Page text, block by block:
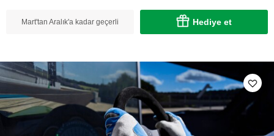
Mart'tan Aralık'a kadar geçerli Hediye et